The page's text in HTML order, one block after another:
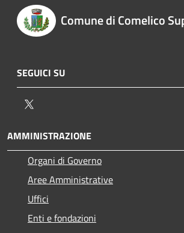
Comune di Comelico
SEGUICI SU
AMMINISTRAZIONE
Organi di Governo
Aree Amministrative
Uffici
Enti e fondazioni